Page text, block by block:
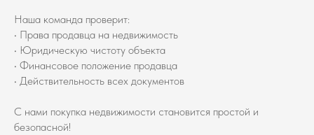
Наша команда проверит:
• Права продавца на недвижимость
• Юридическую чистоту объекта
• Финансовое положение продавца
• Действительность всех документов
С нами покупка недвижимости становится простой и
безопасной!